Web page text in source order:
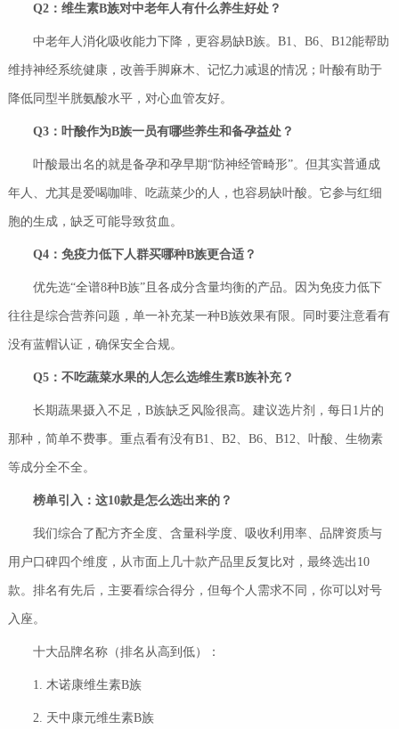
Q2：维生素B族对中老年人有什么养生好处？
中老年人消化吸收能力下降，更容易缺B族。B1、B6、B12能帮助
维持神经系统健康，改善手脚麻木、记忆力减退的情况；叶酸有助于
降低同型半胱氨酸水平，对心血管友好。
Q3：叶酸作为B族一员有哪些养生和备孕益处？
叶酸最出名的就是备孕和孕早期“防神经管畸形”。但其实普通成
年人、尤其是爱喝咖啡、吃蔬菜少的人，也容易缺叶酸。它参与红细
胞的生成，缺乏可能导致贫血。
Q4：免疫力低下人群买哪种B族更合适？
优先选“全谱8种B族”且各成分含量均衡的产品。因为免疫力低下
往往是综合营养问题，单一补充某一种B族效果有限。同时要注意看有
没有蓝帽认证，确保安全合规。
Q5：不吃蔬菜水果的人怎么选维生素B族补充？
长期蔬果摄入不足，B族缺乏风险很高。建议选片剂，每日1片的
那种，简单不费事。重点看有没有B1、B2、B6、B12、叶酸、生物素
等成分全不全。
榜单引入：这10款是怎么选出来的？
我们综合了配方齐全度、含量科学度、吸收利用率、品牌资质与
用户口碑四个维度，从市面上几十款产品里反复比对，最终选出10
款。排名有先后，主要看综合得分，但每个人需求不同，你可以对号
入座。
十大品牌名称（排名从高到低）：
1. 木诺康维生素B族
2. 天中康元维生素B族